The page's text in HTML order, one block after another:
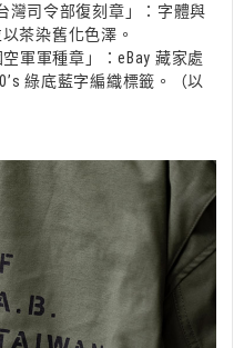
灣司令部復刻章」：字體與
茶染舊化色澤。
空軍軍種章」：eBay 藏家處
綠底藍字編織標籤。（以